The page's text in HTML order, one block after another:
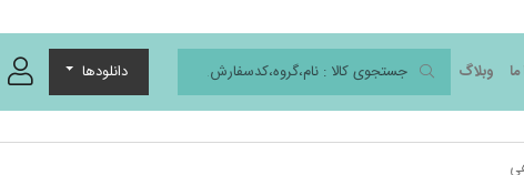
وبلاگ دانلودها